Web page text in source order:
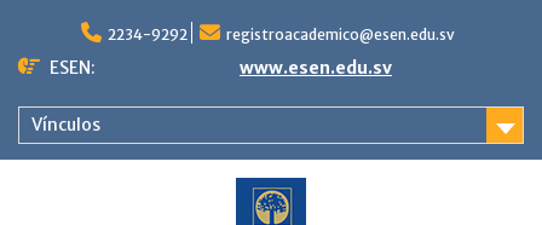
contenido
2234-9292 registroacademico@esen.edu.sv
ESEN: www.esen.edu.sv
Vínculos